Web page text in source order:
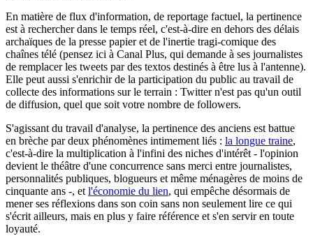
En matière de flux d'information, de reportage factuel, la pertinence
est à rechercher dans le temps réel, c'est-à-dire en dehors des délais
archaïques de la presse papier et de l'inertie tragi-comique des
chaînes télé (pensez ici à Canal Plus, qui demande à ses journalistes
de remplacer les tweets par des textos destinés à être lus à l'antenne).
Elle peut aussi s'enrichir de la participation du public au travail de
collecte des informations sur le terrain : Twitter n'est pas qu'un outil
de diffusion, quel que soit votre nombre de followers.
S'agissant du travail d'analyse, la pertinence des anciens est battue
en brèche par deux phénomènes intimement liés : la longue traine,
c'est-à-dire la multiplication à l'infini des niches d'intérêt - l'opinion
devient le théâtre d'une concurrence sans merci entre journalistes,
personnalités publiques, blogueurs et même ménagères de moins de
cinquante ans -, et l'économie du lien, qui empêche désormais de
mener ses réflexions dans son coin sans non seulement lire ce qui
s'écrit ailleurs, mais en plus y faire référence et s'en servir en toute
loyauté.